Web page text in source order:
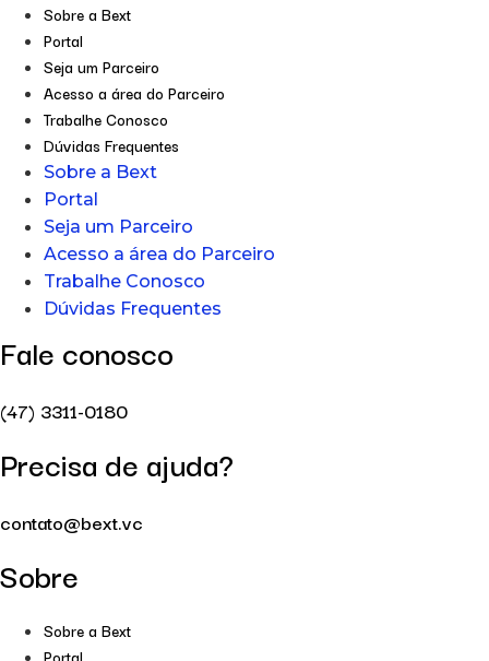
Sobre a Bext
Portal
Seja um Parceiro
Acesso a área do Parceiro
Trabalhe Conosco
Dúvidas Frequentes
Sobre a Bext
Portal
Seja um Parceiro
Acesso a área do Parceiro
Trabalhe Conosco
Dúvidas Frequentes
Fale conosco
(47) 3311-0180
Precisa de ajuda?
contato@bext.vc
Sobre
Sobre a Bext